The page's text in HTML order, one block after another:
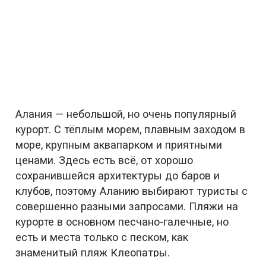
Алания — небольшой, но очень популярный
курорт. С тёплым морем, плавным заходом в
море, крупным аквапарком и приятными
ценами. Здесь есть всё, от хорошо
сохранившейся архитектуры до баров и
клубов, поэтому Аланию выбирают туристы с
совершенно разными запросами. Пляжи на
курорте в основном песчано-галечные, но
есть и места только с песком, как
знаменитый пляж Клеопатры.